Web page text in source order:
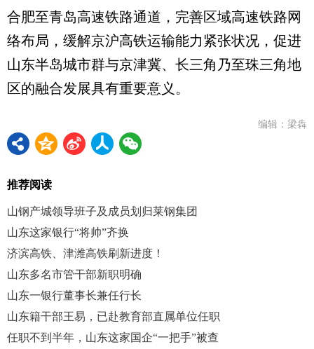
合肥至青岛高速铁路通道，完善区域高速铁路网
络布局，缓解京沪高铁运输能力紧张状况，促进
山东半岛城市群与京津冀、长三角乃至珠三角地
区的融合发展具有重要意义。
编辑：梁犇
推荐阅读
山钢产城领导班子及成员划归莱钢集团
山东这家银行“将帅”齐换
济滨高铁、津潍高铁刷新进度！
山东多名市管干部新职明确
山东一银行董事长兼任行长
山东籍干部王易，已赴教育部直属单位任职
任职不到半年，山东这家国企“一把手”被查